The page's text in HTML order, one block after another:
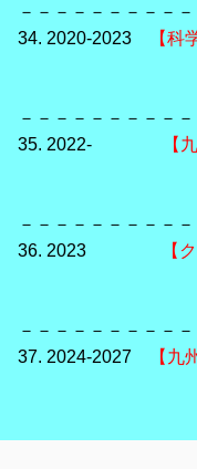
－－－－－－－－－
34. 2020-2023
【
「Web Agent
直接経費：
－－－－－－－－－
35. 2022-
【九
「鈴木八
－－－－－－－－－
36. 2023
【クラ
「ケンブリッジ
－－－－－－－－－
37. 2024-2027
【九
「ケンブリッ